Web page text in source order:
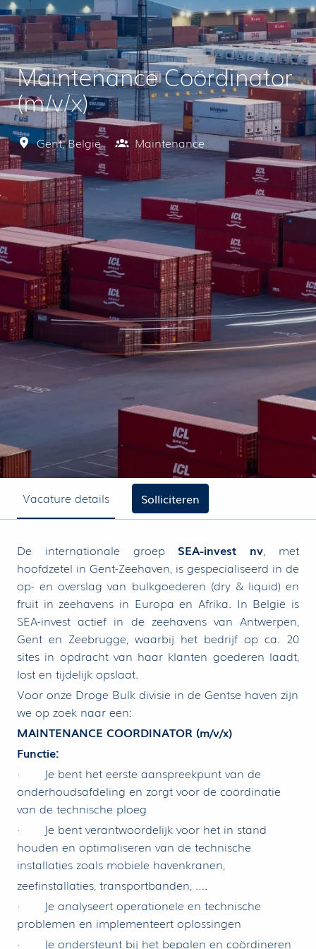
Maintenance Coördinator
(m/v/x)
Gent, België Maintenance
Vacature details Solliciteren
De internationale groep SEA-invest nv, met
hoofdzetel in Gent-Zeehaven, is gespecialiseerd in de
op- en overslag van bulkgoederen (dry & liquid) en
fruit in zeehavens in Europa en Afrika. In België is
SEA-invest actief in de zeehavens van Antwerpen,
Gent en Zeebrugge, waarbij het bedrijf op ca. 20
sites in opdracht van haar klanten goederen laadt,
lost en tijdelijk opslaat.
Voor onze Droge Bulk divisie in de Gentse haven zijn
we op zoek naar een:
MAINTENANCE COORDINATOR (m/v/x)
Functie:
· Je bent het eerste aanspreekpunt van de
onderhoudsafdeling en zorgt voor de coördinatie
van de technische ploeg
· Je bent verantwoordelijk voor het in stand
houden en optimaliseren van de technische
installaties zoals mobiele havenkranen,
zeefinstallaties, transportbanden, ….
· Je analyseert operationele en technische
problemen en implementeert oplossingen
· Je ondersteunt bij het bepalen en coördineren